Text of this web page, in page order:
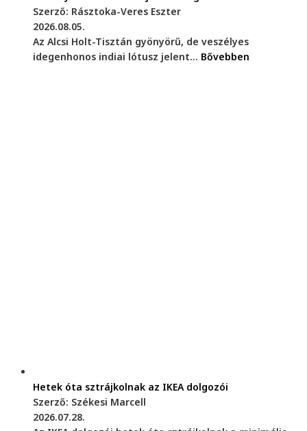
Szerző: Rásztoka-Veres Eszter
2026.08.05.
Az Alcsi Holt-Tisztán gyönyörű, de veszélyes
idegenhonos indiai lótusz jelent... Bővebben
Hetek óta sztrájkolnak az IKEA dolgozói
Szerző: Székesi Marcell
2026.07.28.